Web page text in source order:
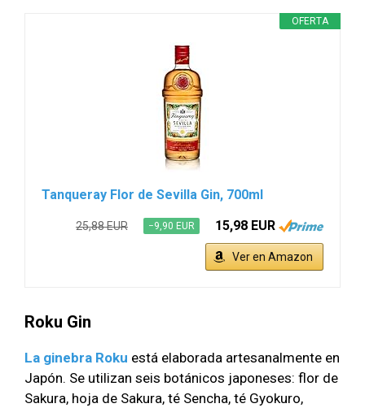
OFERTA
Tanqueray Flor de Sevilla Gin, 700ml
25,88 EUR −9,90 EUR 15,98 EUR
Ver en Amazon
Roku Gin
La ginebra Roku está elaborada artesanalmente en
Japón. Se utilizan seis botánicos japoneses: flor de
Sakura, hoja de Sakura, té Sencha, té Gyokuro,